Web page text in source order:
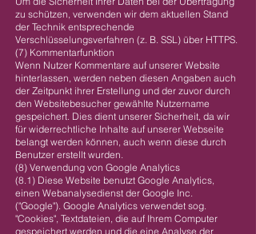
zu schützen, verwenden wir dem aktuellen Stand
der Technik entsprechende
Verschlüsselungsverfahren (z. B. SSL) über HTTPS.
(7) Kommentarfunktion
Wenn Nutzer Kommentare auf unserer Website
hinterlassen, werden neben diesen Angaben auch
der Zeitpunkt ihrer Erstellung und der zuvor durch
den Websitebesucher gewählte Nutzername
gespeichert. Dies dient unserer Sicherheit, da wir
für widerrechtliche Inhalte auf unserer Webseite
belangt werden können, auch wenn diese durch
Benutzer erstellt wurden.
(8) Verwendung von Google Analytics
(8.1) Diese Website benutzt Google Analytics,
einen Webanalysedienst der Google Inc.
("Google"). Google Analytics verwendet sog.
"Cookies", Textdateien, die auf Ihrem Computer
gespeichert werden und die eine Analyse der